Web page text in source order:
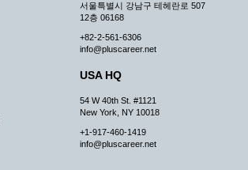
서울특별시 강남구 테헤란로 507
12층 06168
+82-2-561-6306
info@pluscareer.net
USA HQ
54 W 40th St. #1121
New York, NY 10018
+1-917-460-1419
info@pluscareer.net